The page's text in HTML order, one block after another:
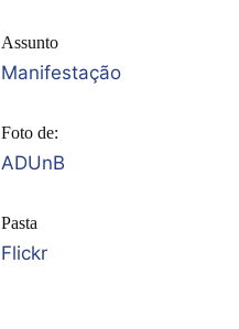
Assunto
Manifestação
Foto de:
ADUnB
Pasta
Flickr